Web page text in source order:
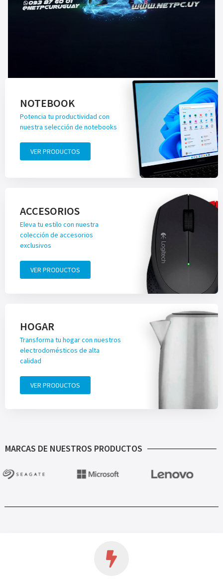
NOTEBOOK
Potencia tu productividad con
nuestra selección de notebooks
VER PRODUCTOS
ACCESORIOS
Eleva tu estilo con nuestra
colección de accesorios
exclusivos
VER PRODUCTOS
HOGAR
Transforma tu hogar con nuestros
electrodomésticos de alta
calidad
VER PRODUCTOS
MARCAS DE NUESTROS PRODUCTOS